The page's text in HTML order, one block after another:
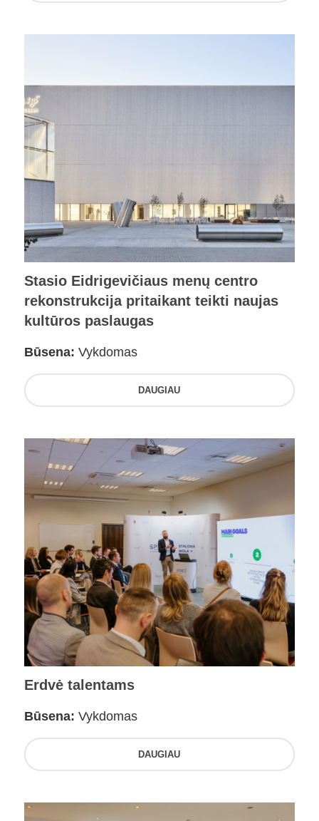
Stasio Eidrigevičiaus menų centro
rekonstrukcija pritaikant teikti naujas
kultūros paslaugas
Būsena: Vykdomas
DAUGIAU
Erdvė talentams
Būsena: Vykdomas
DAUGIAU